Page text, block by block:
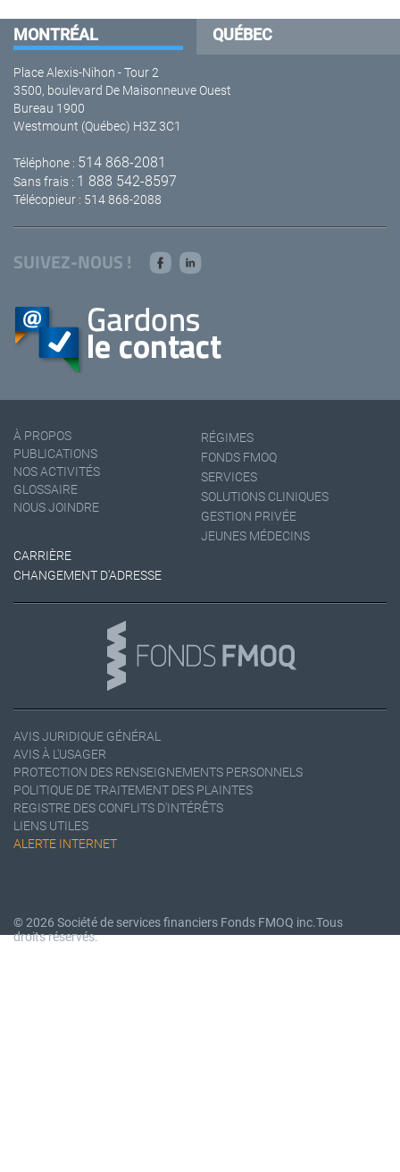
MONTRÉAL QUÉBEC
Place Alexis-Nihon - Tour 2
3500, boulevard De Maisonneuve Ouest
Bureau 1900
Westmount (Québec) H3Z 3C1
Téléphone : 514 868-2081
Sans frais : 1 888 542-8597
Télécopieur : 514 868-2088
SUIVEZ-NOUS !
À PROPOS
PUBLICATIONS
NOS ACTIVITÉS
GLOSSAIRE
NOUS JOINDRE
RÉGIMES
FONDS FMOQ
SERVICES
SOLUTIONS CLINIQUES
GESTION PRIVÉE
JEUNES MÉDECINS
CARRIÈRE
CHANGEMENT D'ADRESSE
AVIS JURIDIQUE GÉNÉRAL
AVIS À L'USAGER
PROTECTION DES RENSEIGNEMENTS PERSONNELS
POLITIQUE DE TRAITEMENT DES PLAINTES
REGISTRE DES CONFLITS D'INTÉRÊTS
LIENS UTILES
ALERTE INTERNET
© 2026 Société de services financiers Fonds FMOQ inc.Tous
droits réservés.